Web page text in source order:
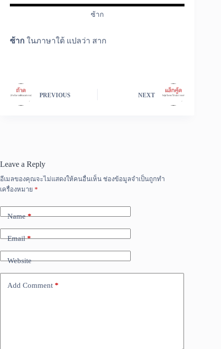
ซ้าก
ซ้าก ในภาษาใต้ แปลว่า สาก
PREVIOUS NEXT
Leave a Reply
อีเมลของคุณจะไม่แสดงให้คนอื่นเห็น ช่องข้อมูลจำเป็นถูกทำ
เครื่องหมาย *
Name*
Email*
Website
Add Comment *